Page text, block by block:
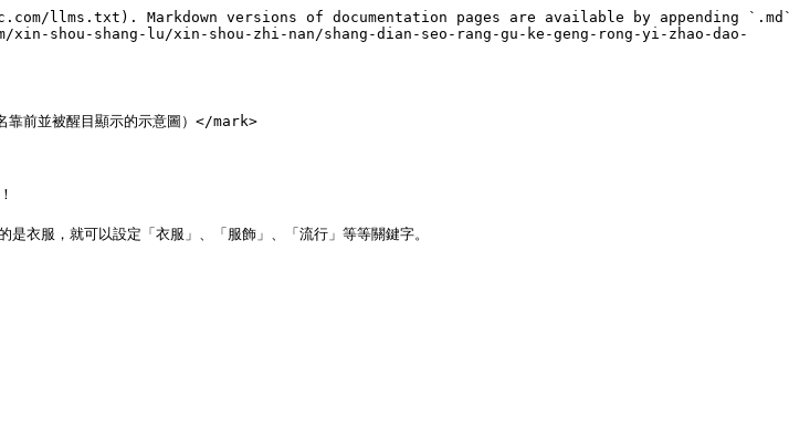
llms.txt). Markdown versions of documentation pages are available by appending `.md`
shou-shang-lu/xin-shou-zhi-nan/shang-dian-seo-rang-gu-ke-geng-rong-yi-zhao-dao-
並被醒目顯示的示意圖）</mark>
服，就可以設定「衣服」、「服飾」、「流行」等等關鍵字。